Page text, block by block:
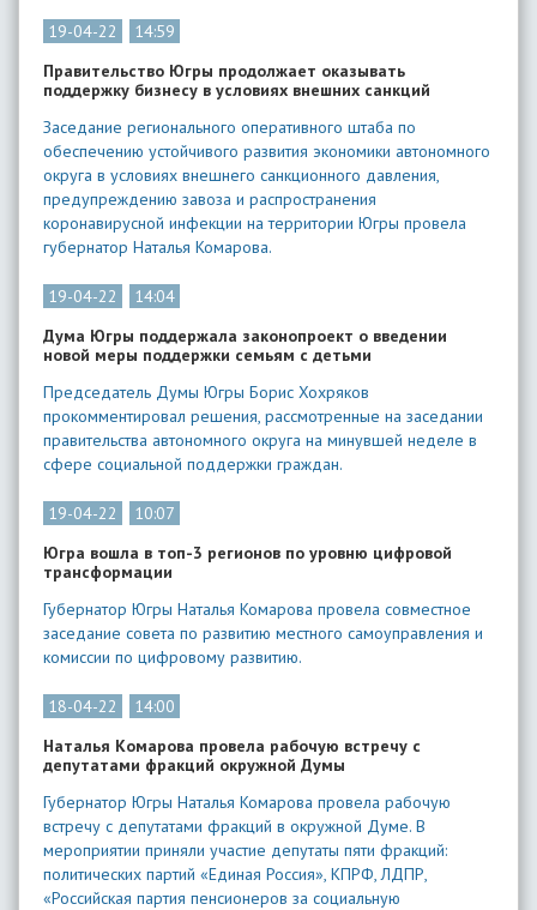
19-04-22
14:59
Правительство Югры продолжает оказывать
поддержку бизнесу в условиях внешних санкций
Заседание регионального оперативного штаба по
обеспечению устойчивого развития экономики автономного
округа в условиях внешнего санкционного давления,
предупреждению завоза и распространения
коронавирусной инфекции на территории Югры провела
губернатор Наталья Комарова.
19-04-22
14:04
Дума Югры поддержала законопроект о введении
новой меры поддержки семьям с детьми
Председатель Думы Югры Борис Хохряков
прокомментировал решения, рассмотренные на заседании
правительства автономного округа на минувшей неделе в
сфере социальной поддержки граждан.
19-04-22
10:07
Югра вошла в топ-3 регионов по уровню цифровой
трансформации
Губернатор Югры Наталья Комарова провела совместное
заседание совета по развитию местного самоуправления и
комиссии по цифровому развитию.
18-04-22
14:00
Наталья Комарова провела рабочую встречу с
депутатами фракций окружной Думы
Губернатор Югры Наталья Комарова провела рабочую
встречу с депутатами фракций в окружной Думе. В
мероприятии приняли участие депутаты пяти фракций:
политических партий «Единая Россия», КПРФ, ЛДПР,
«Российская партия пенсионеров за социальную